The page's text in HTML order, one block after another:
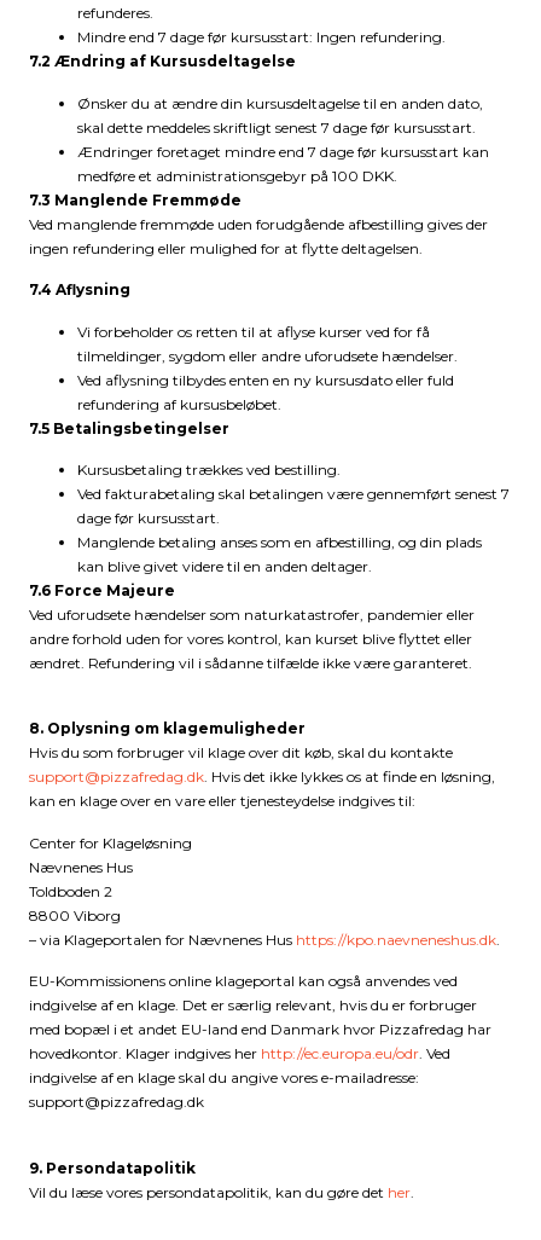
refunderes.
Mindre end 7 dage før kursusstart: Ingen refundering.
7.2 Ændring af Kursusdeltagelse
Ønsker du at ændre din kursusdeltagelse til en anden dato,
skal dette meddeles skriftligt senest 7 dage før kursusstart.
Ændringer foretaget mindre end 7 dage før kursusstart kan
medføre et administrationsgebyr på 100 DKK.
7.3 Manglende Fremmøde
Ved manglende fremmøde uden forudgående afbestilling gives der
ingen refundering eller mulighed for at flytte deltagelsen.
7.4 Aflysning
Vi forbeholder os retten til at aflyse kurser ved for få
tilmeldinger, sygdom eller andre uforudsete hændelser.
Ved aflysning tilbydes enten en ny kursusdato eller fuld
refundering af kursusbeløbet.
7.5 Betalingsbetingelser
Kursusbetaling trækkes ved bestilling.
Ved fakturabetaling skal betalingen være gennemført senest 7
dage før kursusstart.
Manglende betaling anses som en afbestilling, og din plads
kan blive givet videre til en anden deltager.
7.6 Force Majeure
Ved uforudsete hændelser som naturkatastrofer, pandemier eller
andre forhold uden for vores kontrol, kan kurset blive flyttet eller
ændret. Refundering vil i sådanne tilfælde ikke være garanteret.
8. Oplysning om klagemuligheder
Hvis du som forbruger vil klage over dit køb, skal du kontakte
support@pizzafredag.dk. Hvis det ikke lykkes os at finde en løsning,
kan en klage over en vare eller tjenesteydelse indgives til:
Center for Klageløsning
Nævnenes Hus
Toldboden 2
8800 Viborg
– via Klageportalen for Nævnenes Hus https://kpo.naevneneshus.dk
EU-Kommissionens online klageportal kan også anvendes ved
indgivelse af en klage. Det er særlig relevant, hvis du er forbruger
med bopæl i et andet EU-land end Danmark hvor Pizzafredag har
hovedkontor. Klager indgives her http://ec.europa.eu/odr. Ved
indgivelse af en klage skal du angive vores e-mailadresse:
support@pizzafredag.dk
9. Persondatapolitik
Vil du læse vores persondatapolitik, kan du gøre det her